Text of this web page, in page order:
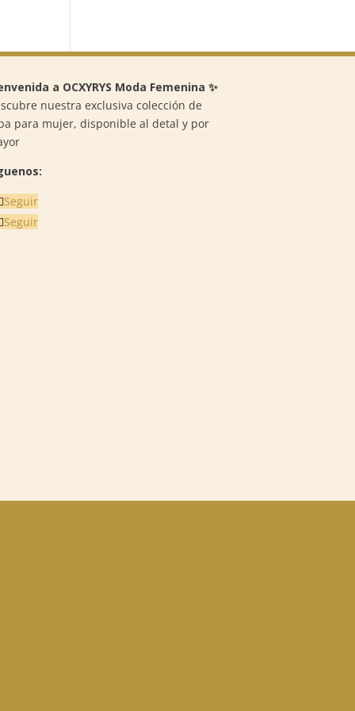
a OCXYRYS Moda Femenina ✨
nuestra exclusiva colección de
para mujer, disponible al detal y por
Seguir
Seguir